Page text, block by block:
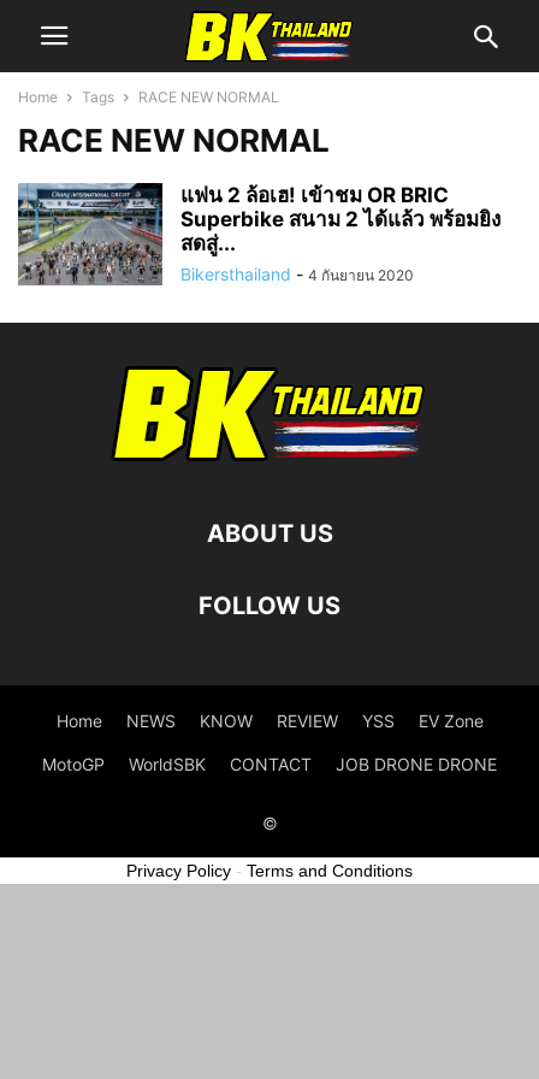
Home Tags RACE NEW NORMAL
RACE NEW NORMAL
แฟน 2 ล้อเฮ! เข้าชม OR BRIC
Superbike สนาม 2 ได้แล้ว พร้อมยิง
สดสู่...
Bikersthailand - 4 กันยายน 2020
ABOUT US
FOLLOW US
Home NEWS KNOW REVIEW YSS EV Zone
MotoGP WorldSBK CONTACT JOB DRONE DRONE
©
Privacy Policy - Terms and Conditions